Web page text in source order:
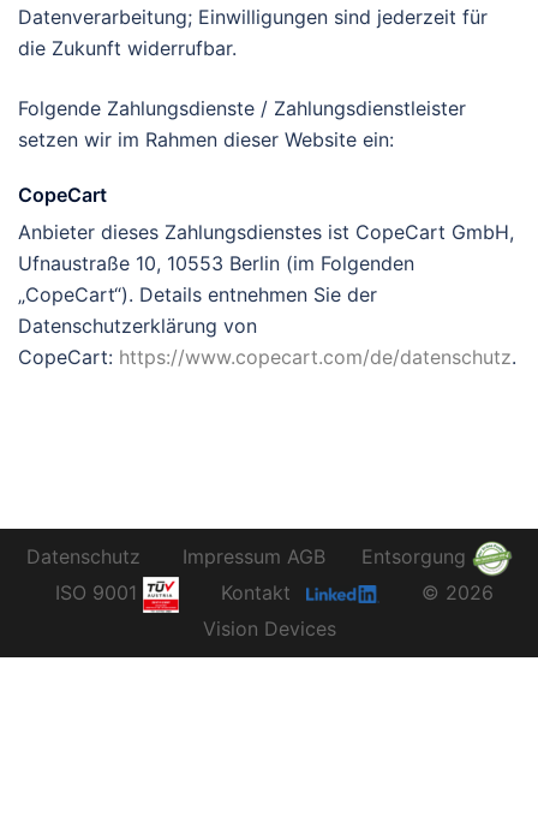
Datenverarbeitung; Einwilligungen sind jederzeit für
die Zukunft widerrufbar.
Folgende Zahlungsdienste / Zahlungsdienstleister
setzen wir im Rahmen dieser Website ein:
CopeCart
Anbieter dieses Zahlungsdienstes ist CopeCart GmbH,
Ufnaustraße 10, 10553 Berlin (im Folgenden
„CopeCart“). Details entnehmen Sie der
Datenschutzerklärung von
CopeCart: https://www.copecart.com/de/datenschutz.
Datenschutz Impressum AGB
Entsorgung
ISO 9001
Kontakt
© 2026
Vision Devices